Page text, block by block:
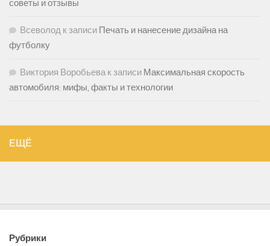
советы и отзывы
Всеволод к записи Печать и нанесение дизайна на
футболку
Виктория Воробьевак записи Максимальная скорость
автомобиля: мифы, факты и технологии
ЕЩЁ
Рубрики